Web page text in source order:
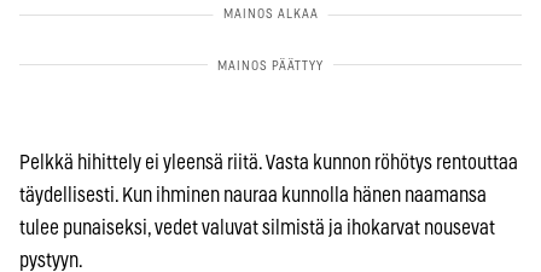
Pelkkä hihittely ei yleensä riitä. Vasta kunnon röhötys rentouttaa
täydellisesti. Kun ihminen nauraa kunnolla hänen naamansa
tulee punaiseksi, vedet valuvat silmistä ja ihokarvat nousevat
pystyyn.